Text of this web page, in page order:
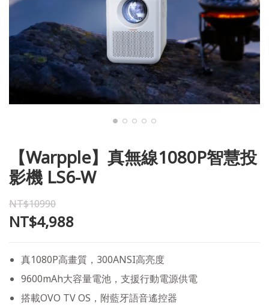
【Warpple】真無線1080P智慧投
影機 LS6-W
NT$10990
NT$4,988
真1080P高畫質，300ANSI高亮度
9600mAh大容量電池，支援行動電源供電
搭載OVO TV OS，附藍牙語音遙控器